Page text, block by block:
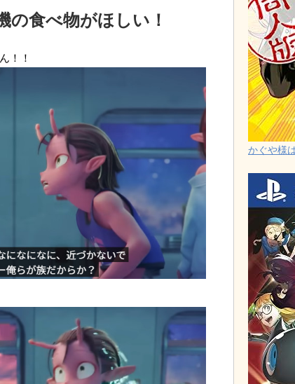
の食べ物がほしい！
！！
かぐや様